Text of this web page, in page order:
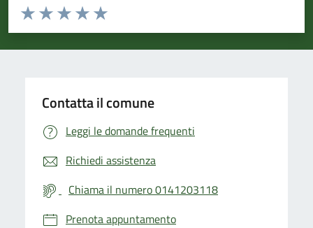
Valuta da 1 a 5 stelle la pagina
Valuta 5 stelle su 5
Valuta 4 stelle su 5
Valuta 3 stelle su 5
Valuta 2 stelle su 5
Valuta 1 stelle su 5
Contatta il comune
Leggi le domande frequenti
Richiedi assistenza
Chiama il numero 0141203118
Prenota appuntamento